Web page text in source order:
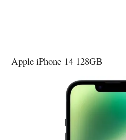
Apple iPhone 14 128GB